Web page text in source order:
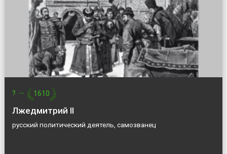
? — 1610
Лжедмитрий II
русский политический деятель, самозванец